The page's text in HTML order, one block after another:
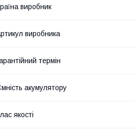
виробник
виробника
термін
акумулятору
якості